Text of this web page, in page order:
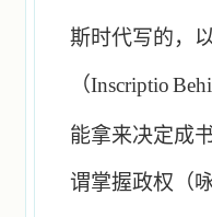
斯时代写的，
（Inscriptio
能拿来决定成
谓掌握政权（